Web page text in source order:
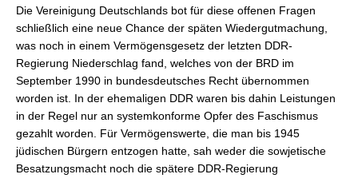
Die Vereinigung Deutschlands bot für diese offenen Fragen
schließlich eine neue Chance der späten Wiedergutmachung,
was noch in einem Vermögensgesetz der letzten DDR-
Regierung Niederschlag fand, welches von der BRD im
September 1990 in bundesdeutsches Recht übernommen
worden ist. In der ehemaligen DDR waren bis dahin Leistungen
in der Regel nur an systemkonforme Opfer des Faschismus
gezahlt worden. Für Vermögenswerte, die man bis 1945
jüdischen Bürgern entzogen hatte, sah weder die sowjetische
Besatzungsmacht noch die spätere DDR-Regierung